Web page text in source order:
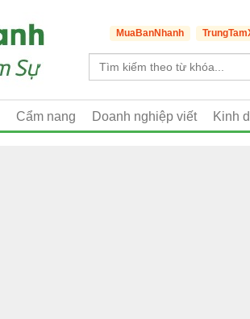
MuaBanNhanh
Cẩm nang Doanh nghiệp viết Kinh